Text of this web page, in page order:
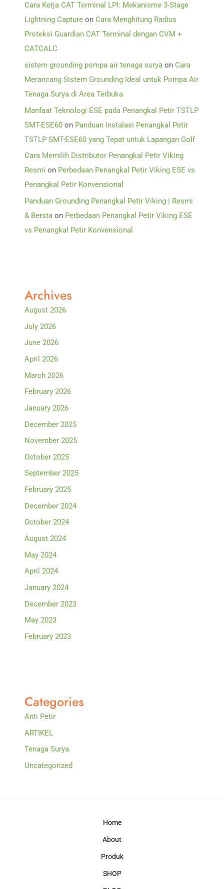
Cara Kerja CAT Terminal LPI: Mekanisme 3-Stage
Lightning Capture on Cara Menghitung Radius
Proteksi Guardian CAT Terminal dengan CVM +
CATCALC
sistem grounding pompa air tenaga surya on Cara
Merancang Sistem Grounding Ideal untuk Pompa Air
Tenaga Surya di Area Terbuka
Manfaat Teknologi ESE pada Penangkal Petir TSTLP
SMT-ESE60 on Panduan Instalasi Penangkal Petir
TSTLP SMT-ESE60 yang Tepat untuk Lapangan Golf
Cara Memilih Distributor Penangkal Petir Viking
Resmi on Perbedaan Penangkal Petir Viking ESE vs
Penangkal Petir Konvensional
Panduan Grounding Penangkal Petir Viking | Resmi
& Bersta on Perbedaan Penangkal Petir Viking ESE
vs Penangkal Petir Konvensional
Archives
August 2026
July 2026
June 2026
April 2026
March 2026
February 2026
January 2026
December 2025
November 2025
October 2025
September 2025
February 2025
December 2024
October 2024
August 2024
May 2024
April 2024
January 2024
December 2023
May 2023
February 2023
Categories
Anti Petir
ARTIKEL
Tenaga Surya
Uncategorized
Home
About
Produk
SHOP